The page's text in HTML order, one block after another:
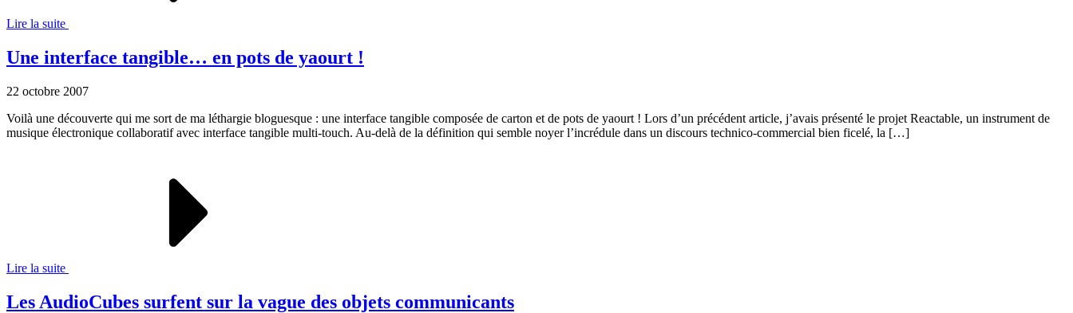
Lire la suite
Une interface tangible… en pots de yaourt !
22 octobre 2007
Voilà une découverte qui me sort de ma léthargie bloguesque : une interface tangible composée de carton et de pots de yaourt ! Lors d’un précédent article, j’avais présenté le projet Reactable, un instrument de
musique électronique collaboratif avec interface tangible multi-touch. Au-delà de la définition qui semble noyer l’incrédule dans un discours technico-commercial bien ficelé, la […]
Lire la suite
Les AudioCubes surfent sur la vague des objets communicants